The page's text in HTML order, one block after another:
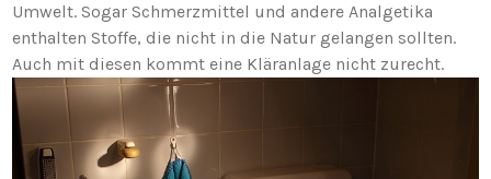
Umwelt. Sogar Schmerzmittel und andere Analgetika
enthalten Stoffe, die nicht in die Natur gelangen sollten.
Auch mit diesen kommt eine Kläranlage nicht zurecht.